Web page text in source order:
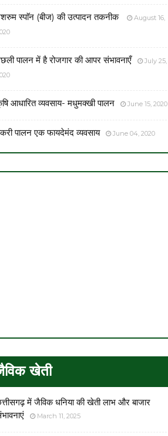
स्पाॅन (बीज) की उत्पादन तकनीक
August 16,
पालन में है रोजगार की आपर संभावनाएँ
July 25,
आधारित व्यवसाय- मधुमक्खी पालन June 15, 2020
पालन एक फायदेमंद व्यवसाय June 04, 2020
खेती
में जैविक धनिया की खेती लाभ और बाजार
March 11, 2025